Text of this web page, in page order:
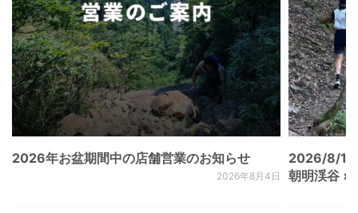
2026年お盆期間中の店舗営業のお知らせ
2026年8月4日
2026/8/
朝明渓谷 ×